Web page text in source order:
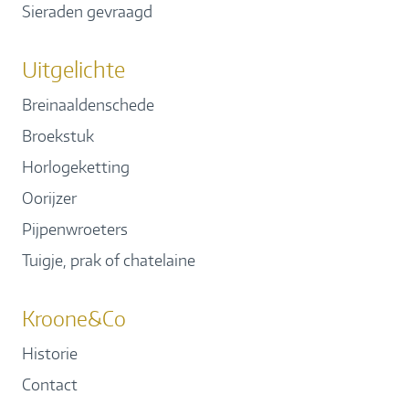
Sieraden gevraagd
Uitgelichte
Breinaaldenschede
Broekstuk
Horlogeketting
Oorijzer
Pijpenwroeters
Tuigje, prak of chatelaine
Kroone&Co
Historie
Contact